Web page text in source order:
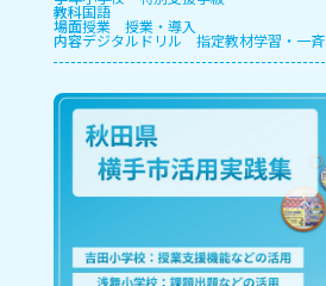
教科国語
場面授業 授業・導入
内容デジタルドリル 指定教材学習・一